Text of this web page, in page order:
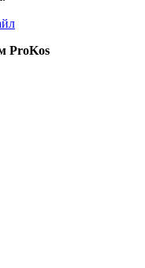
ProKos